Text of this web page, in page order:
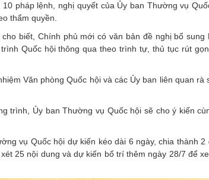
pháp lệnh, nghị quyết của Ủy ban Thường vụ
thẩm quyền.
biết, Chính phủ mới có văn bản đề nghị bổ
Quốc hội thông qua theo trình tự, thủ tục rút
Văn phòng Quốc hội và các Ủy ban liên quan
trình, Ủy ban Thường vụ Quốc hội sẽ cho ý kiến
vụ Quốc hội dự kiến kéo dài 6 ngày, chia thành
25 nội dung và dự kiến bố trí thêm ngày 28/7 để